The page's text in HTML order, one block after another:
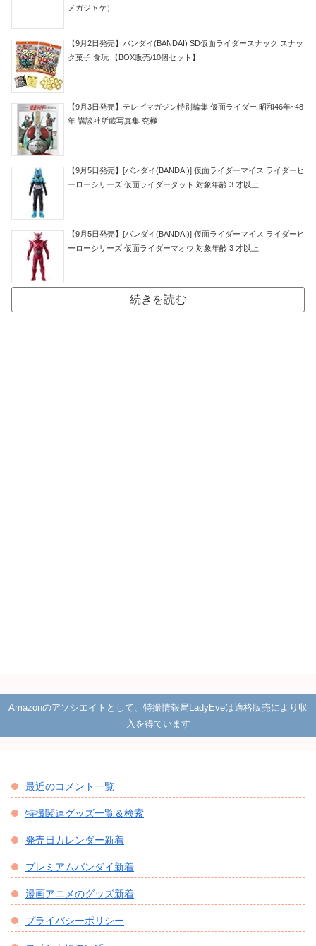
メガジャケ）
【9月2日発売】バンダイ(BANDAI) SD仮面ライダースナック スナッ
ク菓子 食玩 【BOX販売/10個セット】
【9月3日発売】テレビマガジン特別編集 仮面ライダー 昭和46年~48
年 講談社所蔵写真集 究極
【9月5日発売】[バンダイ(BANDAI)] 仮面ライダーマイス ライダーヒ
ーローシリーズ 仮面ライダーダット 対象年齢 3 才以上
【9月5日発売】[バンダイ(BANDAI)] 仮面ライダーマイス ライダーヒ
ーローシリーズ 仮面ライダーマオウ 対象年齢 3 才以上
続きを読む
Amazonのアソシエイトとして、特撮情報局LadyEveは適格販売により収
入を得ています
最近のコメント一覧
特撮関連グッズ一覧＆検索
発売日カレンダー新着
プレミアムバンダイ新着
漫画アニメのグッズ新着
プライバシーポリシー